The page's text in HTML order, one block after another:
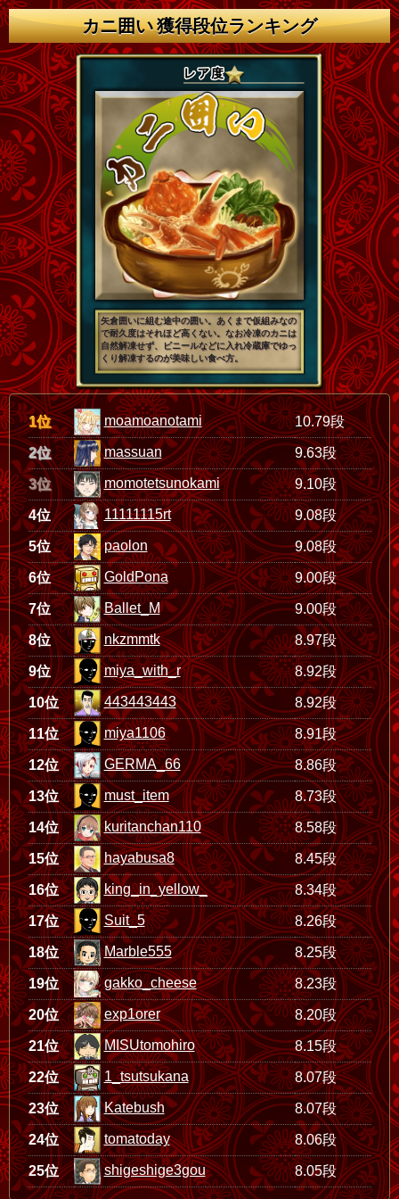
カニ囲い 獲得段位ランキング
矢倉囲いに組む途中の囲い。あくまで仮組みなの
で耐久度はそれほど高くない。なお冷凍のカニは
自然解凍せず、ビニールなどに入れ冷蔵庫でゆっ
くり解凍するのが美味しい食べ方。
1位 moamoanotami 10.79段
2位 massuan 9.63段
3位 momotetsunokami 9.10段
4位 11111115rt 9.08段
5位 paolon 9.08段
6位 GoldPona 9.00段
7位 Ballet_M 9.00段
8位 nkzmmtk 8.97段
9位 miya_with_r 8.92段
10位 443443443 8.92段
11位 miya1106 8.91段
12位 GERMA_66 8.86段
13位 must_item 8.73段
14位 kuritanchan110 8.58段
15位 hayabusa8 8.45段
16位 king_in_yellow_ 8.34段
17位 Suit_5 8.26段
18位 Marble555 8.25段
19位 gakko_cheese 8.23段
20位 exp1orer 8.20段
21位 MISUtomohiro 8.15段
22位 1_tsutsukana 8.07段
23位 Katebush 8.07段
24位 tomatoday 8.06段
25位 shigeshige3gou 8.05段